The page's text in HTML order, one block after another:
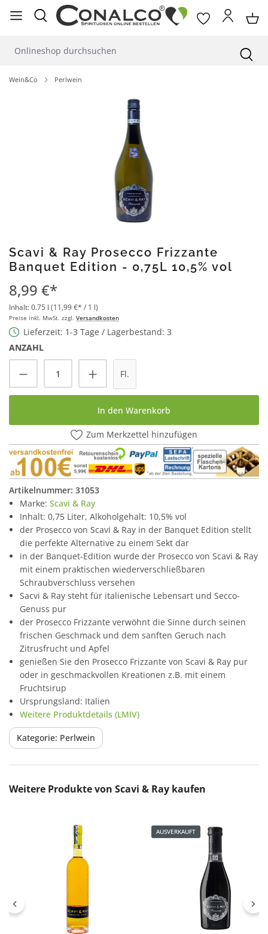
springen
Wein&Co Perlwein
Scavi & Ray Prosecco Frizzante
Banquet Edition - 0,75L 10,5% vol
8,99 €*
Inhalt:0.75 l (11,99 €* / 1 l)
Preise inkl. MwSt. zzgl. Versandkosten
Lieferzeit: 1-3 Tage / Lagerbestand: 3
ANZAHL
Produkt Anzahl: Gib den gewünschten
Fl.
In den Warenkorb
Zum Merkzettel hinzufügen
Artikelnummer: 31053
Marke: Scavi & Ray
Inhalt: 0,75 Liter, Alkoholgehalt: 10,5% vol
der Prosecco von Scavi & Ray in der Banquet Edition stellt
die perfekte Alternative zu einem Sekt dar
in der Banquet-Edition wurde der Prosecco von Scavi & Ray
mit einem praktischen wiederverschließbaren
Schraubverschluss versehen
Sacvi & Ray steht für italienische Lebensart und Secco-
Genuss pur
der Prosecco Frizzante verwöhnt die Sinne durch seinen
frischen Geschmack und dem sanften Geruch nach
Zitrusfrucht und Apfel
genießen Sie den Prosecco Frizzante von Scavi & Ray pur
oder in geschmackvollen Kreationen z.B. mit einem
Fruchtsirup
Ursprungsland: Italien
Weitere Produktdetails (LMIV)
Kategorie: Perlwein
Produktgalerie überspringen
Weitere Produkte von Scavi & Ray kaufen
AUSVERKAUFT